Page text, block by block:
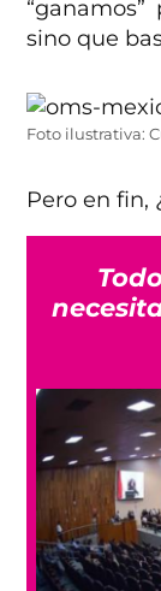
sino que
Foto ilustrativa:
Pero en fin,